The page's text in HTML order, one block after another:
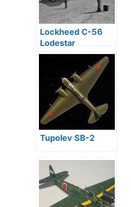
Lockheed C-56
Lodestar
Tupolev SB-2